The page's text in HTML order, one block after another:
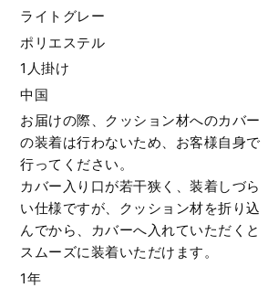
ライトグレー
ポリエステル
1人掛け
中国
お届けの際、クッション材へのカバー
の装着は行わないため、お客様自身で
行ってください。
カバー入り口が若干狭く、装着しづら
い仕様ですが、クッション材を折り込
んでから、カバーへ入れていただくと
スムーズに装着いただけます。
1年